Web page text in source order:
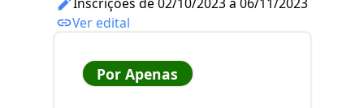
Ver edital
Por Apenas